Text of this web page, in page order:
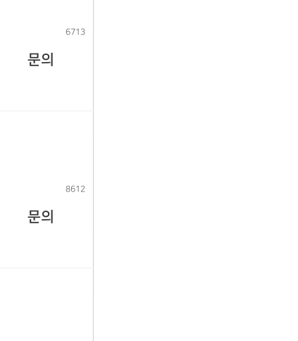
문의
6713
문의
8612